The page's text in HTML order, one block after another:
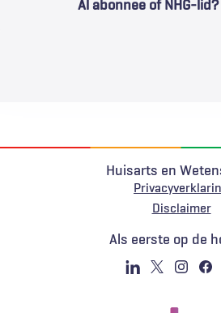
Al abonnee of NHG-lid?
Huisarts en
Voet
Disclaimer
Als eerste op de